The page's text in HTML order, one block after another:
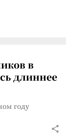
в
длиннее
году